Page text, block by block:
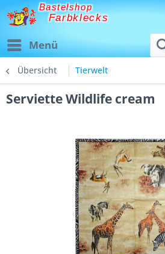
Bastelshop
Farbklecks
Menü
Übersicht Tierwelt
Serviette Wildlife cream